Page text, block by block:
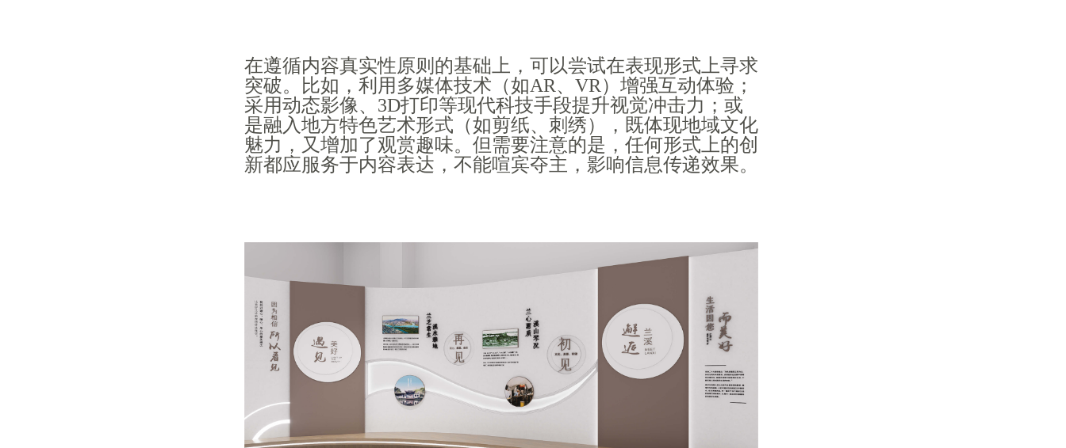
在遵循内容真实性原则的基础上，可以尝试在表现形式上寻求
突破。比如，利用多媒体技术（如AR、VR）增强互动体验；
采用动态影像、3D打印等现代科技手段提升视觉冲击力；或
是融入地方特色艺术形式（如剪纸、刺绣），既体现地域文化
魅力，又增加了观赏趣味。但需要注意的是，任何形式上的创
新都应服务于内容表达，不能喧宾夺主，影响信息传递效果。